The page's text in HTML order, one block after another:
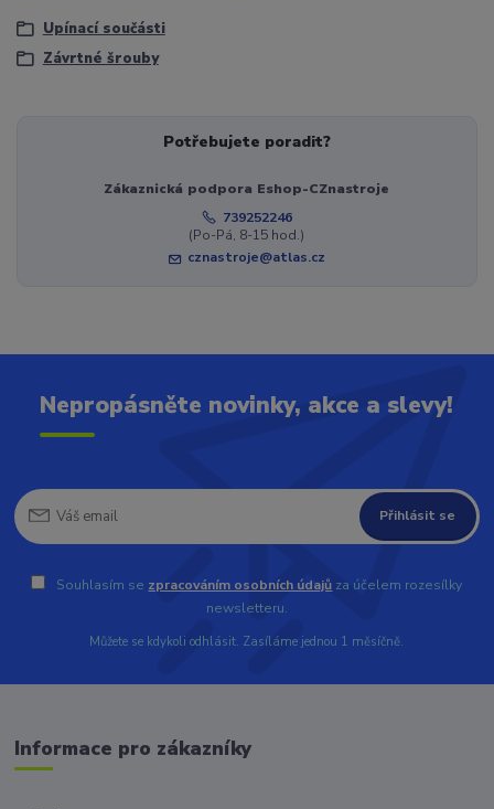
Upínací součásti
Závrtné šrouby
Potřebujete poradit?
Zákaznická podpora Eshop-CZnastroje
739252246
(Po-Pá, 8-15 hod.)
cznastroje@atlas.cz
Nepropásněte novinky, akce a slevy!
Přihlásit se
Souhlasím se zpracováním osobních údajů za účelem rozesílky
newsletteru.
Můžete se kdykoli odhlásit. Zasíláme jednou 1 měsíčně.
Informace pro zákazníky